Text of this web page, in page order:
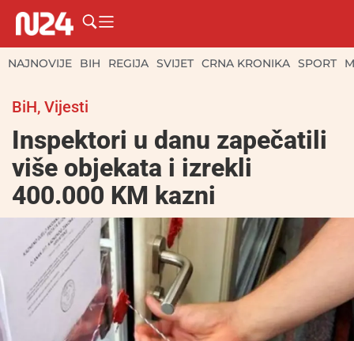
NAJNOVIJE BIH REGIJA SVIJET CRNA KRONIKA SPORT
BiH, Vijesti
Inspektori u danu zapečatili
više objekata i izrekli
400.000 KM kazni